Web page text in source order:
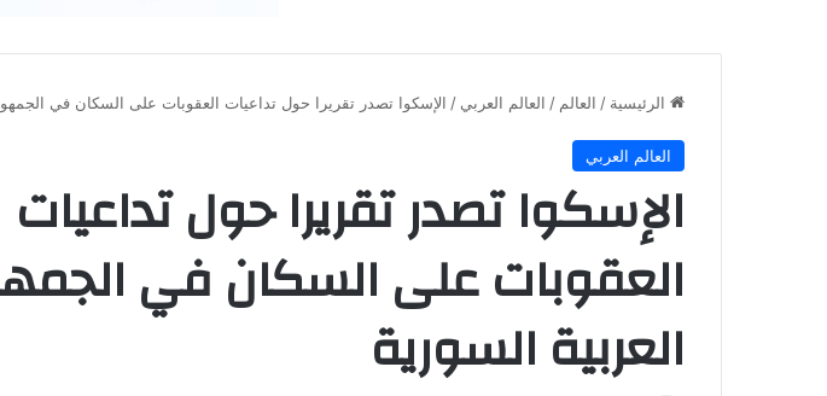
الرئيسية / العالم / العالم العربي / الإسكوا تصدر تقريرا حول تداعيات العقوبات على السكان في
العالم العربي
الإسكوا تصدر تقريرا حول تداعيات
العقوبات على السكان في
العربية السورية